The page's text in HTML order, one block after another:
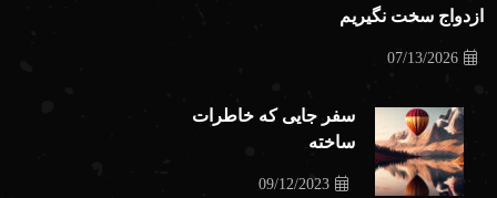
ازدواج سخت نگیریم
07/13/2026
سفر جایی که خاطرات
ساخته
09/12/2023